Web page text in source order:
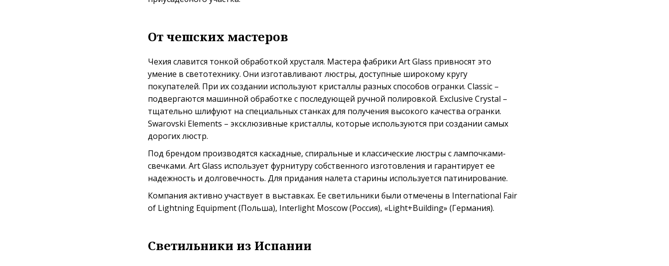
От чешских мастеров
Чехия славится тонкой обработкой хрусталя. Мастера фабрики Art Glass привносят это
умение в светотехнику. Они изготавливают люстры, доступные широкому кругу
покупателей. При их создании используют кристаллы разных способов огранки. Classic –
подвергаются машинной обработке с последующей ручной полировкой. Exclusive Crystal –
тщательно шлифуют на специальных станках для получения высокого качества огранки.
Swarovski Elements – эксклюзивные кристаллы, которые используются при создании самых
дорогих люстр.
Под брендом производятся каскадные, спиральные и классические люстры с лампочками-
свечками. Art Glass использует фурнитуру собственного изготовления и гарантирует ее
надежность и долговечность. Для придания налета старины используется патинирование.
Компания активно участвует в выставках. Ее светильники были отмечены в International Fair
of Lightning Equipment (Польша), Interlight Moscow (Россия), «Light+Building» (Германия).
Светильники из Испании